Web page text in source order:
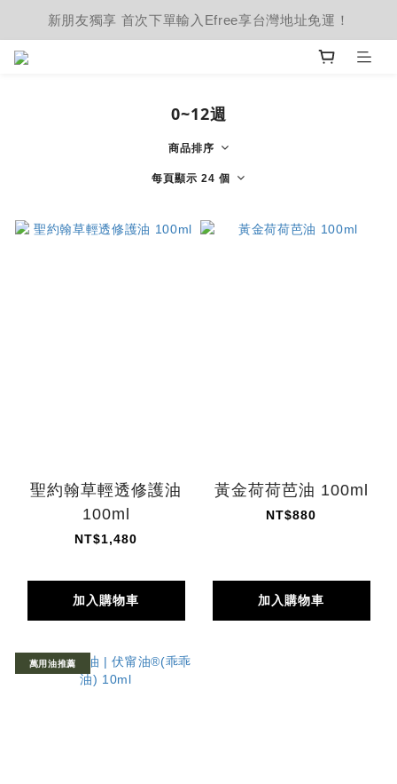
新朋友獨享 首次下單輸入Efree享台灣地址免運！
0~12週
商品排序
每頁顯示 24 個
聖約翰草輕透修護油
100ml
NT$1,480
加入購物車
黃金荷荷芭油 100ml
NT$880
加入購物車
萬用油推薦